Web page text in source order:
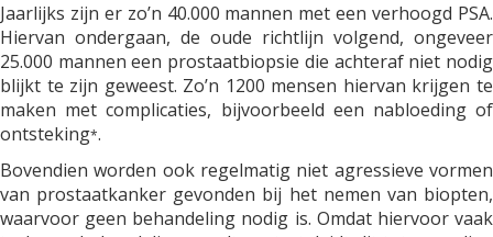
Jaarlijks zijn er zo’n 40.000 mannen met een verhoogd PSA.
Hiervan ondergaan, de oude richtlijn volgend, ongeveer
25.000 mannen een prostaatbiopsie die achteraf niet nodig
blijkt te zijn geweest. Zo’n 1200 mensen hiervan krijgen te
maken met complicaties, bijvoorbeeld een nabloeding of
ontsteking*.
Bovendien worden ook regelmatig niet agressieve vormen
van prostaatkanker gevonden bij het nemen van biopten,
waarvoor geen behandeling nodig is. Omdat hiervoor vaak